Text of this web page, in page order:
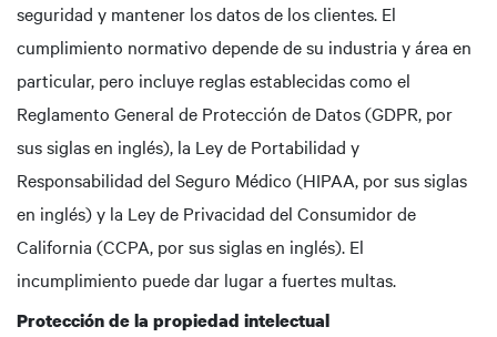
seguridad y mantener los datos de los clientes. El
cumplimiento normativo depende de su industria y área en
particular, pero incluye reglas establecidas como el
Reglamento General de Protección de Datos (GDPR, por
sus siglas en inglés), la Ley de Portabilidad y
Responsabilidad del Seguro Médico (HIPAA, por sus siglas
en inglés) y la Ley de Privacidad del Consumidor de
California (CCPA, por sus siglas en inglés). El
incumplimiento puede dar lugar a fuertes multas.
Protección de la propiedad intelectual